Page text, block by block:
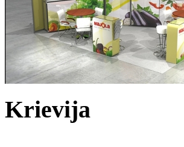
Krievija